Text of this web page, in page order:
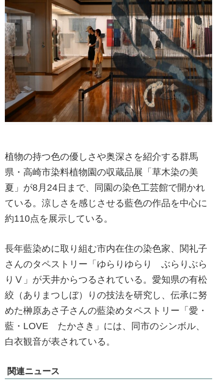
植物の持つ色の優しさや奥深さを紹介する群馬
県・高崎市染料植物園の収蔵品展「草木染の美
夏」が8月24日まで、同園の染色工芸館で開かれ
ている。涼しさを感じさせる藍色の作品を中心に
約110点を展示している。
長年藍染めに取り組む市内在住の染色家、関礼子
さんのタペストリー「ゆらりゆらり ぶらりぶら
りⅤ」が天井からつるされている。愛知県の有松
絞（ありまつしぼ）りの技法を研究し、伝承に努
めた榊原あさ子さんの藍染めタペストリー「愛・
藍・LOVE たかさき」には、同市のシンボル、
白衣観音が表されている。
関連ニュース